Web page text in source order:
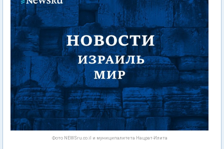
Фото NEWSru.co.il и муниципалитета Нацрат-Илита